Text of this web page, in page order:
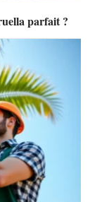
parfait ?